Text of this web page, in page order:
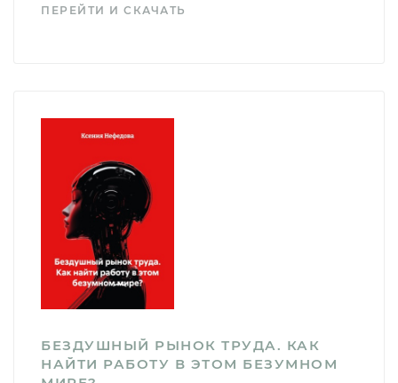
ПЕРЕЙТИ И СКАЧАТЬ
БЕЗДУШНЫЙ РЫНОК ТРУДА. КАК
НАЙТИ РАБОТУ В ЭТОМ БЕЗУМНОМ